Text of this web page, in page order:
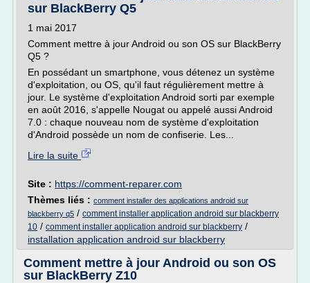
sur BlackBerry Q5
1 mai 2017
Comment mettre à jour Android ou son OS sur BlackBerry
Q5 ?
En possédant un smartphone, vous détenez un système
d'exploitation, ou OS, qu'il faut régulièrement mettre à
jour. Le système d'exploitation Android sorti par exemple
en août 2016, s'appelle Nougat ou appelé aussi Android
7.0 : chaque nouveau nom de système d'exploitation
d'Android possède un nom de confiserie. Les...
Lire la suite
Site : https://comment-reparer.com
Thèmes liés : comment installer des applications android sur
blackberry q5 / comment installer application android sur blackberry
10 / comment installer application android sur blackberry /
installation application android sur blackberry
Comment mettre à jour Android ou son OS
sur BlackBerry Z10